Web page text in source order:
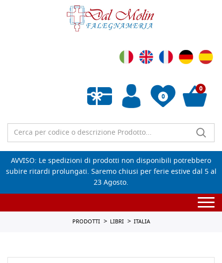
0
Wishlist vuota
0
AVVISO: Le spedizioni di prodotti non disponibili potrebbero
subire ritardi prolungati. Saremo chiusi per ferie estive dal 5 al
23 Agosto.
PRODOTTI LIBRI ITALIA